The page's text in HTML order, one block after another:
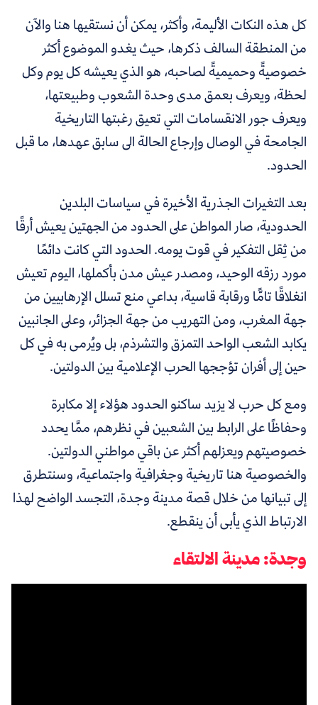
كل هذه النكات الأليمة، وأكثر، يمكن أن نستقيها هنا والآن
من المنطقة السالف ذكرها، حيث يغدو الموضوع أكثر
خصوصيةً وحميميةً لصاحبه، هو الذي يعيشه كل يوم وكل
لحظة، ويعرف بعمق مدى وحدة الشعوب وطبيعتها،
ويعرف جور الانقسامات التي تعيق رغبتها التاريخية
الجامحة في الوصال وإرجاع الحالة الى سابق عهدها، ما قبل
الحدود.
بعد التغيرات الجذرية الأخيرة في سياسات البلدين
الحدودية، صار المواطن على الحدود من الجهتين يعيش أرقًا
من ثِقل التفكير في قوت يومه. الحدود التي كانت دائمًا
مورد رزقه الوحيد، ومصدر عيش مدن بأكملها، اليوم تعيش
انغلاقًا تامًّا ورقابة قاسية، بداعي منع تسلل الإرهابيين من
جهة المغرب، ومن التهريب من جهة الجزائر، وعلى الجانبين
يكابد الشعب الواحد التمزق والتشرذم، بل ويُرمى به في كل
حين إلى أفران تؤججها الحرب الإعلامية بين الدولتين.
ومع كل حرب لا يزيد ساكنو الحدود هؤلاء إلا مكابرة
وحفاظًا على الرابط بين الشعبين في نظرهم، ممَّا يحدد
خصوصيتهم ويعزلهم أكثر عن باقي مواطني الدولتين.
والخصوصية هنا تاريخية وجغرافية واجتماعية، وسنتطرق
إلى تبيانها من خلال قصة مدينة وجدة، التجسد الواضح لهذا
الارتباط الذي يأبى أن ينقطع.
وجدة: مدينة الالتقاء